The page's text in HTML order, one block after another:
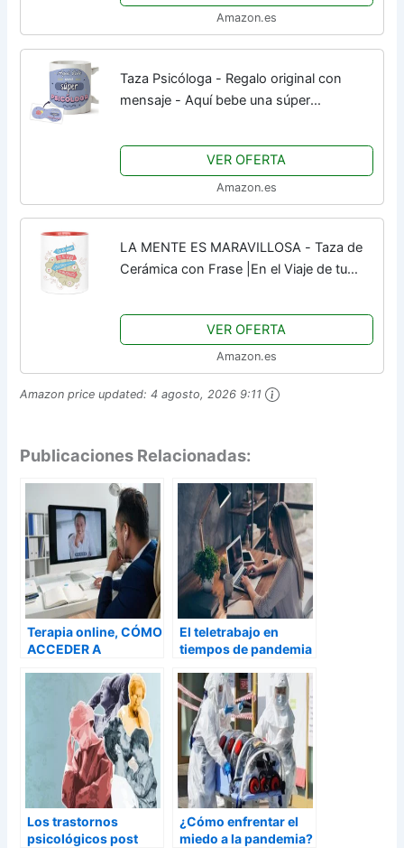
Amazon.es
Taza Psicóloga - Regalo original con
mensaje - Aquí bebe una súper
350 ml
VER OFERTA
Amazon.es
LA MENTE ES MARAVILLOSA - Taza de
Cerámica con Frase |En el Viaje de tu
Guía| 330 ml Regalo Original para mi
VER OFERTA
Amazon.es
Amazon price updated:4 agosto, 2026 9:11
Publicaciones Relacionadas:
Terapia online, CÓMO
ACCEDER A
El teletrabajo en
tiempos de pandemia
Los trastornos
psicológicos post
¿Cómo enfrentar el
miedo a la pandemia?